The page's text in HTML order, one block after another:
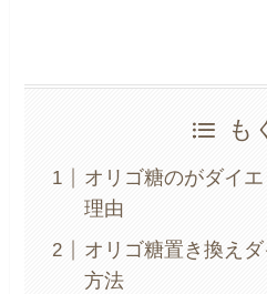
も
オリゴ糖のがダイ
理由
オリゴ糖置き換え
方法